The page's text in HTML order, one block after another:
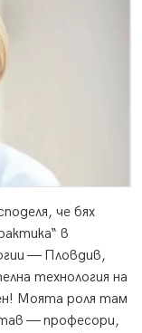
че бях
в
— Пловдив,
технология на
Моята роля там
— професори,